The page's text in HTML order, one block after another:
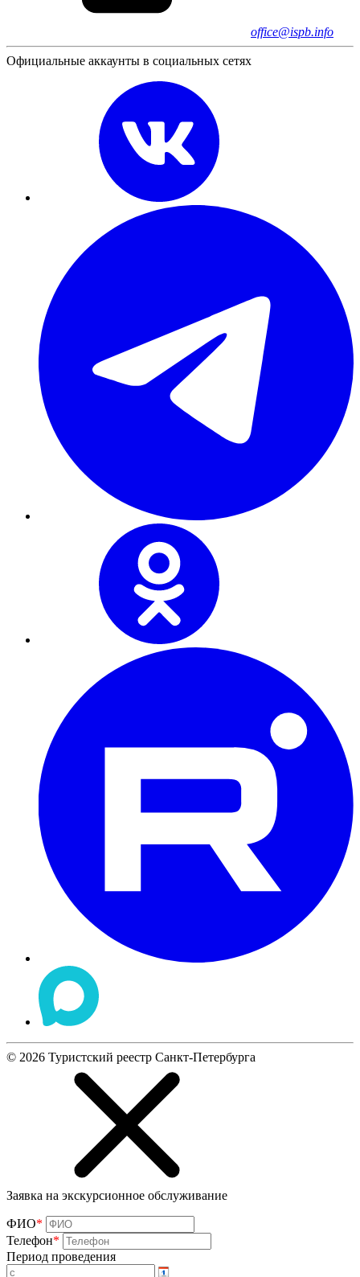
office@ispb.info
Официальные аккаунты в социальных сетях
© 2026 Туристский реестр Санкт-Петербурга
Заявка на экскурсионное обслуживание
ФИО*
Телефон*
Период проведения